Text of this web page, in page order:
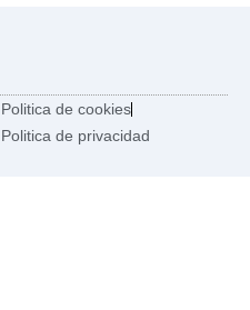
Politica de cookies
Politica de privacidad